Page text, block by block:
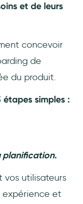
et de leurs
concevoir
de
du produit.
étapes simples :
planification.
vos utilisateurs
expérience et